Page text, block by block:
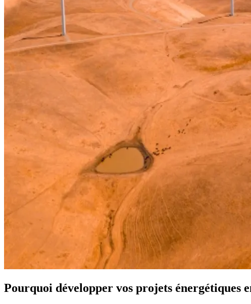
Pourquoi développer vos projets énergétiques